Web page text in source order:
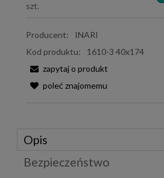
szt.
Producent:
INARI
Kod produktu:
1610-3 40x174
zapytaj o produkt
poleć znajomemu
Opis
Bezpieczeństwo